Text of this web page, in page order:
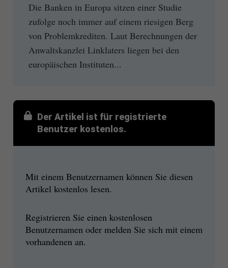
Die Banken in Europa sitzen einer Studie
zufolge noch immer auf einem riesigen Berg
von Problemkrediten. Laut Berechnungen der
Anwaltskanzlei Linklaters liegen bei den
europäischen Instituten...
Der Artikel ist für registrierte
Benutzer kostenlos.
Mit einem Benutzernamen können Sie diesen
Artikel kostenlos lesen.
Registrieren Sie einen kostenlosen
Benutzernamen oder melden Sie sich mit einem
vorhandenen an.